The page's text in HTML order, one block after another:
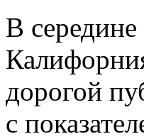
В
дорогой
с